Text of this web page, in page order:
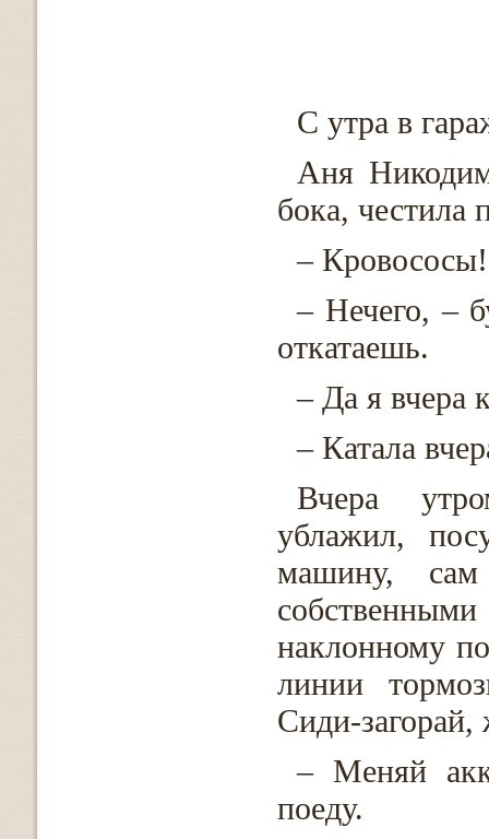
С утра в
Аня
бока, честила
–
– Нечего, –
откатаешь.
– Да я вчера
– Катала
Вчера
ублажил,
машину, сам
наклонному
линии
Сиди-загорай,
– Меняй
поеду.